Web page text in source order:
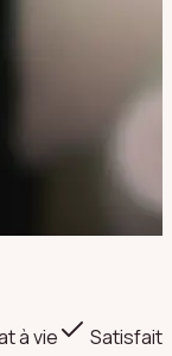
à vie
Satisfait